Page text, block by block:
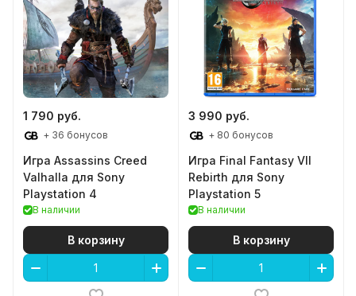
1 790 руб.
+ 36 бонусов
Игра Assassins Creed
Valhalla для Sony
Playstation 4
В наличии
В корзину
3 990 руб.
+ 80 бонусов
Игра Final Fantasy VII
Rebirth для Sony
Playstation 5
В наличии
В корзину